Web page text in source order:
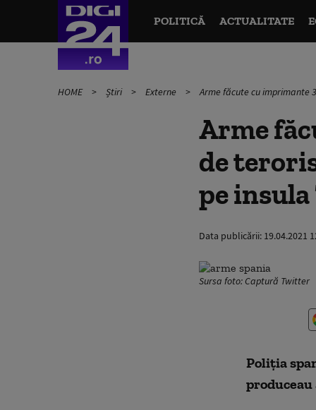
POLITICĂ ACTUALITATE
HOME Știri Externe Arme făcute cu imprimante
Arme
de
pe
Data publicării: 19.04.2021
Sursa foto: Captură Twitter
Poliția